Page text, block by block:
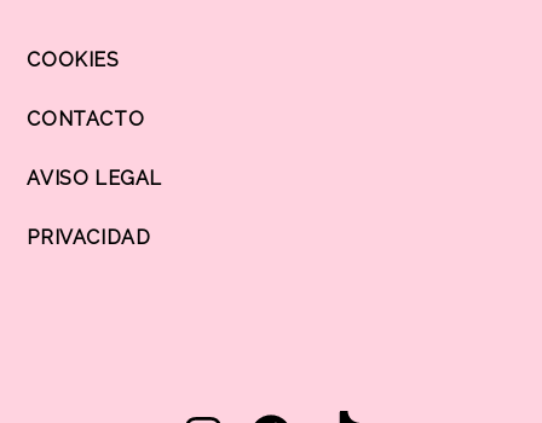
COOKIES
CONTACTO
AVISO LEGAL
PRIVACIDAD